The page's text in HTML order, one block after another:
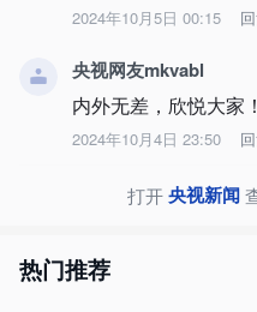
2024年10月5日 00:15
央视网友mkvabl
内外无差，欣悦大家！
2024年10月4日 23:50
打开央视新闻
热门推荐